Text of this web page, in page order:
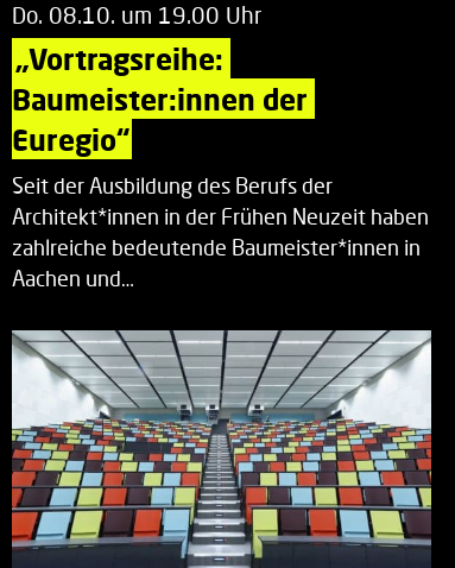
Do. 08.10. um 19.00 Uhr
„Vortragsreihe:
Baumeister:innen der
Euregio“
Seit der Ausbildung des Berufs der
Architekt*innen in der Frühen Neuzeit haben
zahlreiche bedeutende Baumeister*innen in
Aachen und…